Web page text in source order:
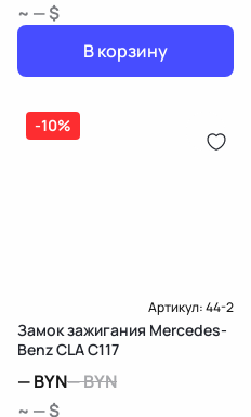
~ — $
В корзину
-10%
Артикул:44-2
Замок зажигания Mercedes-
Benz CLA C117
—BYN—BYN
~ — $